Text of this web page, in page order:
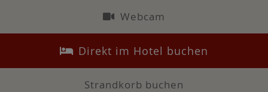
⁠ Webcam
⁠ Direkt im Hotel buchen
Strandkorb buchen